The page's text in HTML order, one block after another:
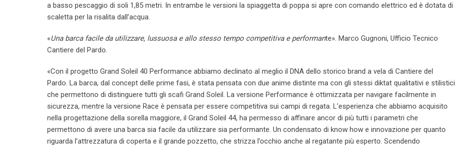
a basso pescaggio di soli 1,85 metri. In entrambe le versioni la spiaggetta di poppa si apre con comando elettrico ed è dotata di
scaletta per la risalita dall’acqua.
«Una barca facile da utilizzare, lussuosa e allo stesso tempo competitiva e performante». Marco Gugnoni, Ufficio Tecnico
Cantiere del Pardo.
«Con il progetto Grand Soleil 40 Performance abbiamo declinato al meglio il DNA dello storico brand a vela di Cantiere del
Pardo. La barca, dal concept delle prime fasi, è stata pensata con due anime distinte ma con gli stessi diktat qualitativi e stilistici
che permettono di distinguere tutti gli scafi Grand Soleil. La versione Performance è ottimizzata per navigare facilmente in
sicurezza, mentre la versione Race è pensata per essere competitiva sui campi di regata. L’esperienza che abbiamo acquisito
nella progettazione della sorella maggiore, il Grand Soleil 44, ha permesso di affinare ancor di più tutti i parametri che
permettono di avere una barca sia facile da utilizzare sia performante. Un condensato di know how e innovazione per quanto
riguarda l’attrezzatura di coperta e il grande pozzetto, che strizza l’occhio anche al regatante più esperto. Scendendo